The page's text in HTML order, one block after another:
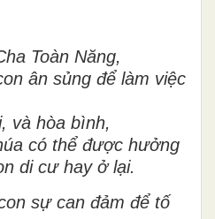
Toàn Năng,
ân sủng để làm việc
và hòa bình,
có thể được hưởng
di cư hay ở lại.
sự can đảm để tố